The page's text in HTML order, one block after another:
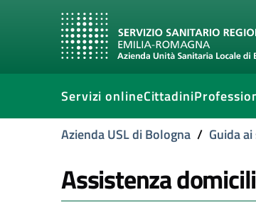
Servizi onlineCittadini
Azienda USL di Bologna / Guida
Assistenza